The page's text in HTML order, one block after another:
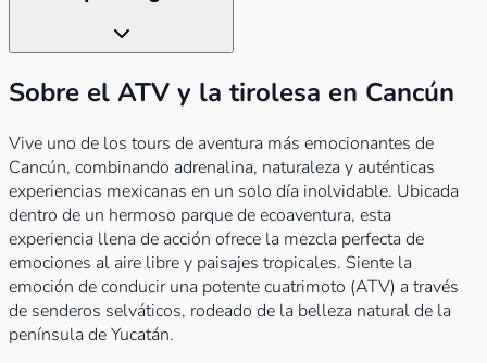
Sobre el ATV y la tirolesa en Cancún
Vive uno de los tours de aventura más emocionantes de
Cancún, combinando adrenalina, naturaleza y auténticas
experiencias mexicanas en un solo día inolvidable. Ubicada
dentro de un hermoso parque de ecoaventura, esta
experiencia llena de acción ofrece la mezcla perfecta de
emociones al aire libre y paisajes tropicales. Siente la
emoción de conducir una potente cuatrimoto (ATV) a través
de senderos selváticos, rodeado de la belleza natural de la
península de Yucatán.